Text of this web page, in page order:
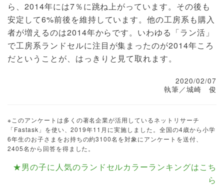
ら、2014年には7％に跳ね上がっています。その後も
安定して6%前後を維持しています。他の工房系も購入
者が増えるのは2014年からです。いわゆる「ラン活」
で工房系ランドセルに注目が集まったのが2014年ころ
だということが、はっきりと見て取れます。
2020/02/07
執筆／城崎 俊
※このアンケートは多くの著名企業が活用しているネットリサーチ
「Fastask」を使い、2019年11月に実施しました。全国の4歳から小学
6年生のお子さまをお持ちの約3100名を対象にアンケートを送付、
2405名から回答を得ました。
★男の子に人気のランドセルカラーランキングはこち
ら